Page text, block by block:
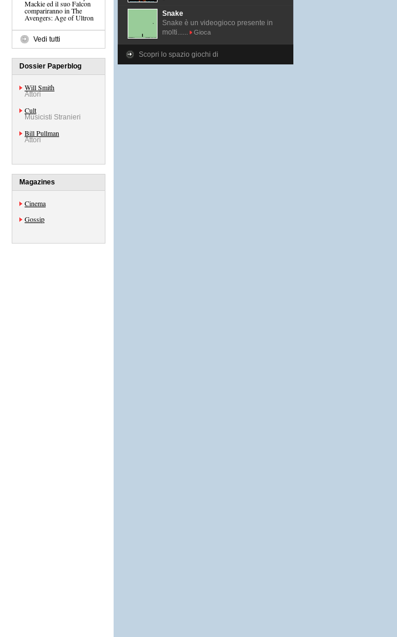
Mackie ed il suo Falcon
compariranno in The
Avengers: Age of Ultron
Vedi tutti
Dossier Paperblog
Will Smith
Attori
Cult
Musicisti Stranieri
Bill Pullman
Attori
Magazines
Cinema
Gossip
Snake
Snake è un videogioco presente in
molti......
Gioca
Scopri lo spazio giochi di